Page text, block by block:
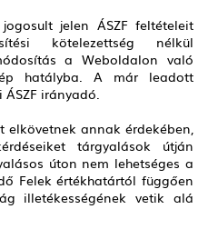
jelen ÁSZF feltételeit
kötelezettség nélkül
a Weboldalon való
hatályba. A már leadott
irányadó.
elkövetnek annak érdekében,
tárgyalások útján
úton nem lehetséges a
Felek értékhatártól függően
illetékességének vetik alá